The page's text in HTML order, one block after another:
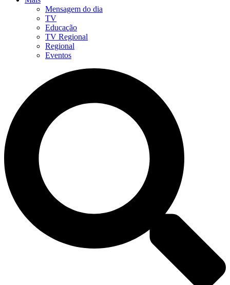
Mensagem do dia
TV
Educação
TV Regional
Regional
Eventos